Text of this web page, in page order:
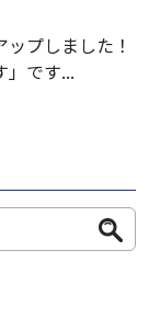
プしました！
」です...